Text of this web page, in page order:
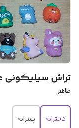
تراش سیلیکونی
ظاهر
دخترانه پسرانه